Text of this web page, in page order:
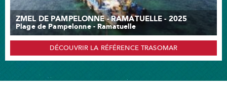
ZMEL DE PAMPELONNE - RAMATUELLE - 2025
Plage de Pampelonne - Ramatuelle
DÉCOUVRIR LA RÉFÉRENCE TRASOMAR